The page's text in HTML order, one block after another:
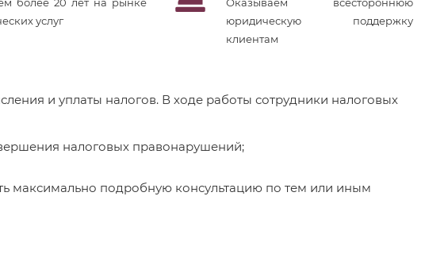
более 20 лет на рынке
услуг
Оказываем всестороннюю
юридическую поддержку
клиентам
и уплаты налогов. В ходе работы сотрудники налоговых
налоговых правонарушений;
максимально подробную консультацию по тем или иным